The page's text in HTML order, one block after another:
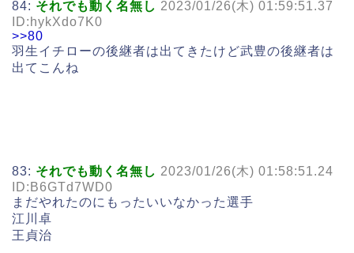
84: それでも動く名無し 2023/01/26(木) 01:59:51.37
ID:hykXdo7K0
>>80
羽生イチローの後継者は出てきたけど武豊の後継者は
出てこんね
83: それでも動く名無し 2023/01/26(木) 01:58:51.24
ID:B6GTd7WD0
まだやれたのにもったいいなかった選手
江川卓
王貞治